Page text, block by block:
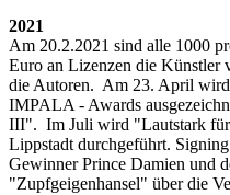
2021
Am 20.2.2021 sind alle 1000
Euro an Lizenzen die Künstler
die Autoren. Am 23. April
IMPALA - Awards
III". Im Juli wird "Lautstark
Lippstadt durchgeführt.
Gewinner Prince Damien und
"Zupfgeigenhansel" über die